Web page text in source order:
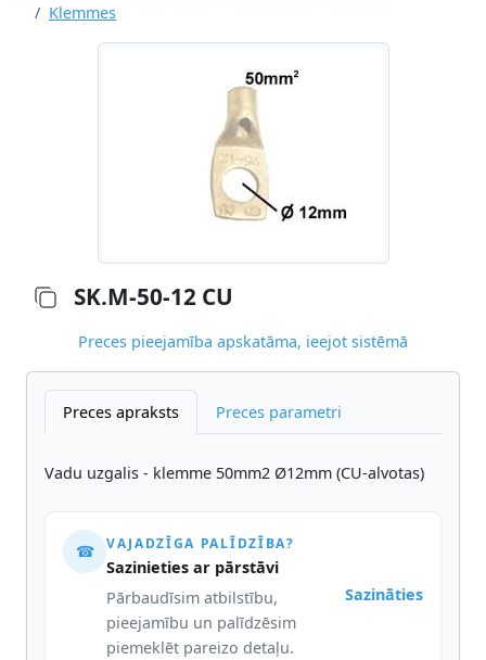
Klemmes
SK.M-50-12 CU
Preces pieejamība apskatāma, ieejot sistēmā
Preces apraksts Preces parametri
Vadu uzgalis - klemme 50mm2 Ø12mm (CU-alvotas)
☎ VAJADZĪGA PALĪDZĪBA?
Sazinieties ar pārstāvi
Pārbaudīsim atbilstību,
pieejamību un palīdzēsim
piemeklēt pareizo detaļu.
Sazināties